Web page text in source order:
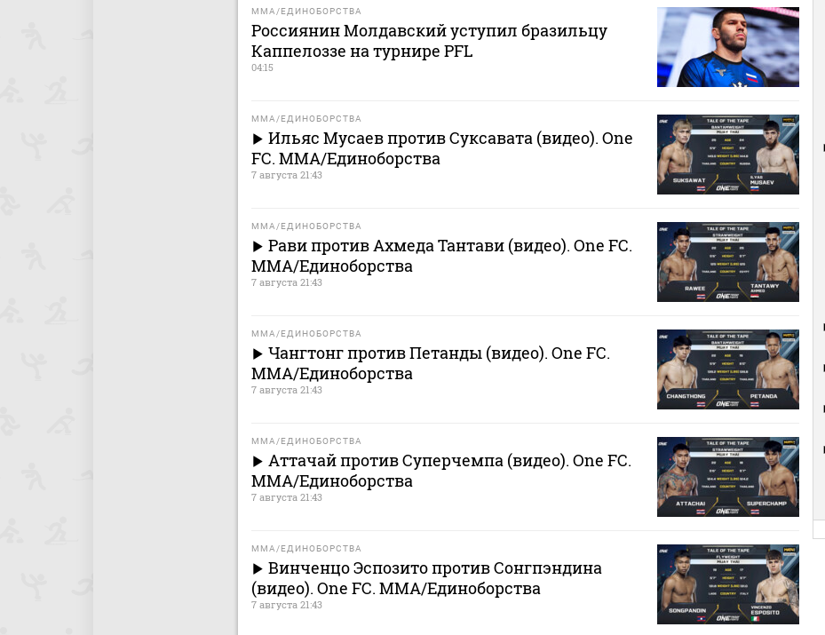
MMA/ЕДИНОБОРСТВА
Россиянин Молдавский уступил бразильцу
Каппелоззе на турнире PFL
04:15
MMA/ЕДИНОБОРСТВА
Ильяс Мусаев против Суксавата (видео). One
FC. MMA/Единоборства
7 августа 21:43
MMA/ЕДИНОБОРСТВА
Рави против Ахмеда Тантави (видео). One FC.
MMA/Единоборства
7 августа 21:43
MMA/ЕДИНОБОРСТВА
Чангтонг против Петанды (видео). One FC.
MMA/Единоборства
7 августа 21:43
MMA/ЕДИНОБОРСТВА
Аттачай против Суперчемпа (видео). One FC.
MMA/Единоборства
7 августа 21:43
MMA/ЕДИНОБОРСТВА
Винченцо Эспозито против Сонгпэндина
(видео). One FC. MMA/Единоборства
7 августа 21:43